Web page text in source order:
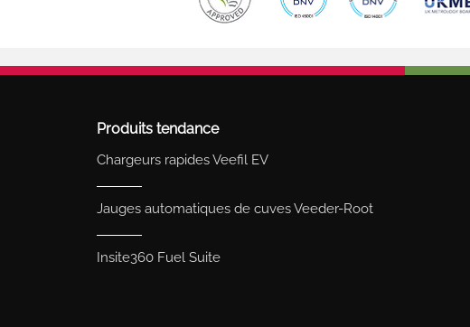
Produits tendance
Chargeurs rapides Veefil EV
Jauges automatiques de cuves Veeder-Root
Insite360 Fuel Suite